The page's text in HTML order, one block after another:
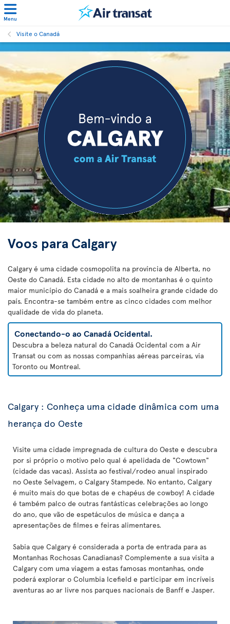
Menu
Visite o Canadá
Voos para Calgary
Calgary é uma cidade cosmopolita na província de Alberta, no
Oeste do Canadá. Esta cidade no alto de montanhas é o quinto
maior município do Canadá e a mais soalheira grande cidade do
país. Encontra-se também entre as cinco cidades com melhor
qualidade de vida do planeta.
Conectando-o ao Canadá Ocidental.
Descubra a beleza natural do Canadá Ocidental com a Air
Transat ou com as nossas companhias aéreas parceiras, via
Toronto ou Montreal.
Calgary : Conheça uma cidade dinâmica com uma
herança do Oeste
Visite uma cidade impregnada de cultura do Oeste e descubra
por si próprio o motivo pelo qual é apelidada de "Cowtown"
(cidade das vacas). Assista ao festival/rodeo anual inspirado
no Oeste Selvagem, o Calgary Stampede. No entanto, Calgary
é muito mais do que botas de e chapéus de cowboy! A cidade
é também palco de outras fantásticas celebrações ao longo
do ano, que vão de espetáculos de música e dança a
apresentações de filmes e feiras alimentares.
Sabia que Calgary é considerada a porta de entrada para as
Montanhas Rochosas Canadianas? Complemente a sua visita a
Calgary com uma viagem a estas famosas montanhas, onde
poderá explorar o Columbia Icefield e participar em incríveis
aventuras ao ar livre nos parques nacionais de Banff e Jasper.